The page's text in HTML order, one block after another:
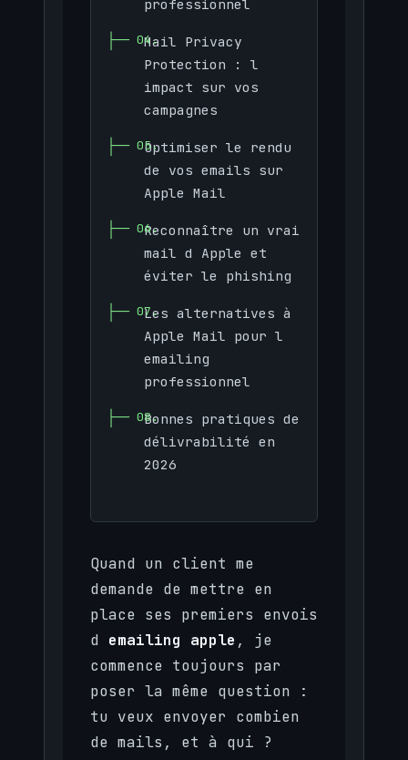
professionnel
Mail Privacy
Protection : l
impact sur vos
campagnes
Optimiser le rendu
de vos emails sur
Apple Mail
Reconnaître un vrai
mail d Apple et
éviter le phishing
Les alternatives à
Apple Mail pour l
emailing
professionnel
Bonnes pratiques de
délivrabilité en
2026
Quand un client me
demande de mettre en
place ses premiers envois
d emailing apple , je
commence toujours par
poser la même question :
tu veux envoyer combien
de mails, et à qui ?